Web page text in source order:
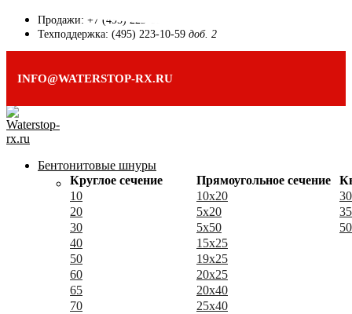
Продажи: +7 (495) 223-10-59
Техподдержка: (495) 223-10-59 доб. 2
INFO@WATERSTOP-RX.RU
Бентонитовые шнуры
Круглое сечение
Прямоугольное сечение
10
10x20
20
5x20
30
5x50
40
15x25
50
19x25
60
20x25
65
20x40
70
25x40